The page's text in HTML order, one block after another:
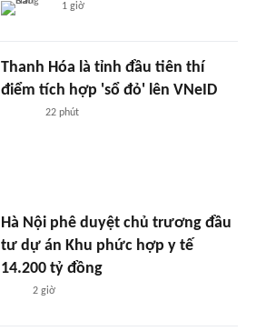
1 giờ
Thanh Hóa là tỉnh đầu tiên thí
điểm tích hợp 'sổ đỏ' lên VNeID
22 phút
Hà Nội phê duyệt chủ trương đầu
tư dự án Khu phức hợp y tế
14.200 tỷ đồng
2 giờ